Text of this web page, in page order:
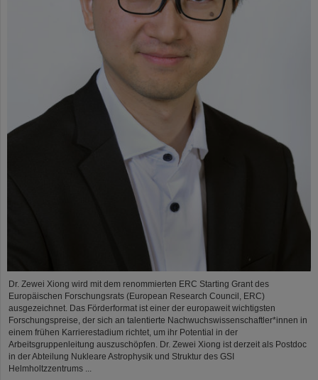
Dr. Zewei Xiong wird mit dem renommierten ERC Starting Grant des
Europäischen Forschungsrats (European Research Council, ERC)
ausgezeichnet. Das Förderformat ist einer der europaweit wichtigsten
Forschungspreise, der sich an talentierte Nachwuchswissenschaftler*innen in
einem frühen Karrierestadium richtet, um ihr Potential in der
Arbeitsgruppenleitung auszuschöpfen. Dr. Zewei Xiong ist derzeit als Postdoc
in der Abteilung Nukleare Astrophysik und Struktur des GSI
Helmholtzzentrums ...